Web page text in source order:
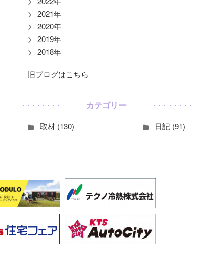
2021年
2020年
2019年
2018年
旧ブログはこちら
カテゴリー
取材 (130) 日記 (91)